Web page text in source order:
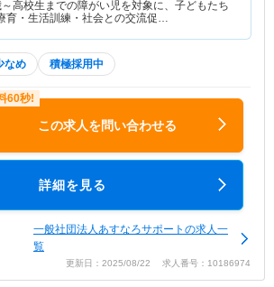
高校生までの障がい児を対象に、子どもたち
育・生活訓練・社会との交流促…
なめ 積極採用中
この求人を問い合わせる
詳細を見る
一般社団法人あすなろサポートの求人一
覧
更新日：2025/08/22 求人番号：10186974